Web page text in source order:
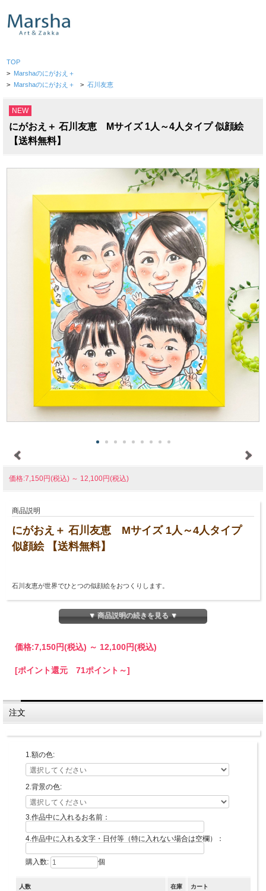
TOP
> Marshaのにがおえ＋
> Marshaのにがおえ＋ > 石川友恵
NEW
にがおえ＋ 石川友恵 Mサイズ 1人～4人タイプ 似顔絵
【送料無料】
価格:7,150円(税込) ～ 12,100円(税込)
商品説明
にがおえ＋ 石川友恵 Mサイズ 1人～4人タイプ
似顔絵 【送料無料】
石川友恵が世界でひとつの似顔絵をおつくりします。
☆4人までお入れできます。
☆5人以上は別途お見積りさせていただきます。
ださい。
※服装・髪型・表情等細かなご指定がある場合は合わせてお知らせください。（内
容によってはオプション料金がかかる場合がございます。）
・メールで送る⇒info@shop-marsha.net
・郵送⇒〒556-0021 大阪市浪速区幸町3-5-2-1F 「手づくりアーティストのお店
Marsha」宛
▼ 商品説明の続きを見る ▼
価格:7,150円(税込) ～ 12,100円(税込)
[ポイント還元 71ポイント～]
注文
1.額の色:
2.背景の色:
3.作品中に入れるお名前：
4.作品中に入れる文字・日付等（特に入れない場合は空欄）：
購入数: 個
人数 在庫 カート